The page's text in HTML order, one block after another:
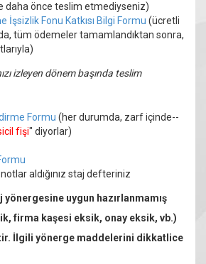
daha önce teslim etmediyseniz)
İşsizlik Fonu Katkısı Bilgi Formu (ücretli
tüm ödemeler tamamlandıktan sonra,
izleyen dönem başında teslim
Formu (her durumda, zarf içinde--
fişi" diyorlar)
aldığınız staj defteriniz
yönergesine uygun hazırlanmamış
firma kaşesi eksik, onay eksik, vb.)
İlgili yönerge maddelerini dikkatlice